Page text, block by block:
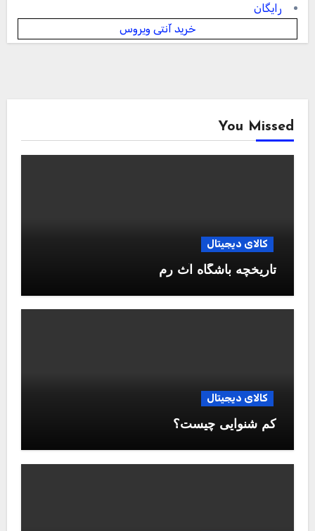
رایگان
خرید آنتی ویروس
You Missed
کالای دیجیتال
تاریخچه باشگاه آث رم
کالای دیجیتال
کم شنوایی چیست؟